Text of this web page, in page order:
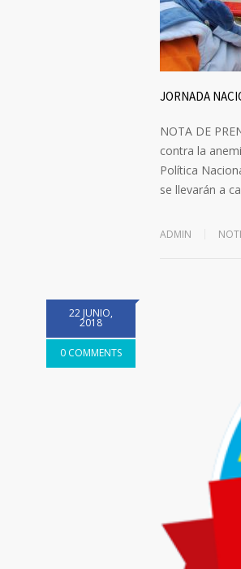
JORNADA
NOTA DE
contra la
Política
se llevarán a
ADMIN
22 JUNIO,
2018
0 COMMENTS